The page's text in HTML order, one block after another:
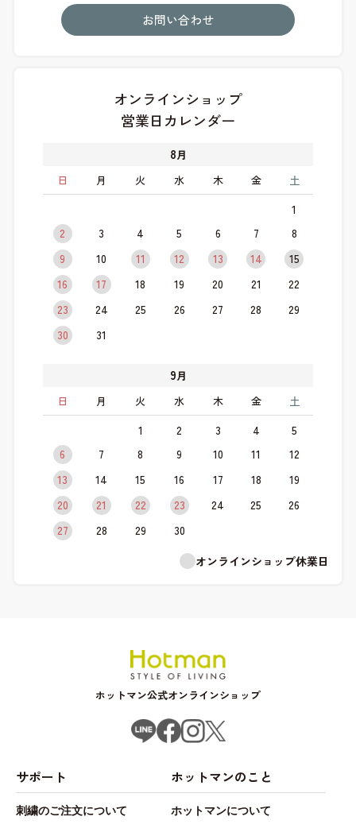
お問い合わせ
オンラインショップ
営業日カレンダー
8月
日
月 火 水 木 金 土
1
2
3 4 5 6 7
8
9
10 11 12 13 14
15
16
17 18 19 20 21
22
23
24 25 26 27 28
29
30
31
9月
日
月 火 水 木 金 土
1 2 3 4
5
6
7 8 9 10 11
12
13
14 15 16 17 18
19
20
21 22 23 24 25
26
27
28 29
30
オンラインショップ休業日
ホットマン公式オンラインショップ
サポート
刺繍のご注文について
ホットマンのこと
ホットマンについて